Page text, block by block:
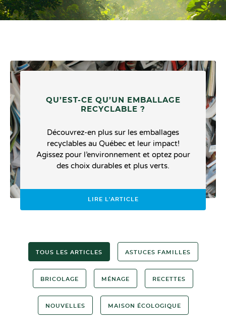
QU’EST-CE QU’UN EMBALLAGE
RECYCLABLE ?
Découvrez-en plus sur les emballages
recyclables au Québec et leur impact!
Agissez pour l’environnement et optez pour
des choix durables et plus verts.
LIRE L'ARTICLE
TOUS LES ARTICLES ASTUCES FAMILLES
BRICOLAGE MÉNAGE RECETTES
NOUVELLES MAISON ÉCOLOGIQUE